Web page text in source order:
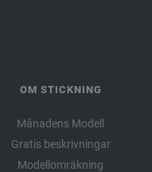
OM STICKNING
Månadens Modell
Gratis beskrivningar
Modellomräkning